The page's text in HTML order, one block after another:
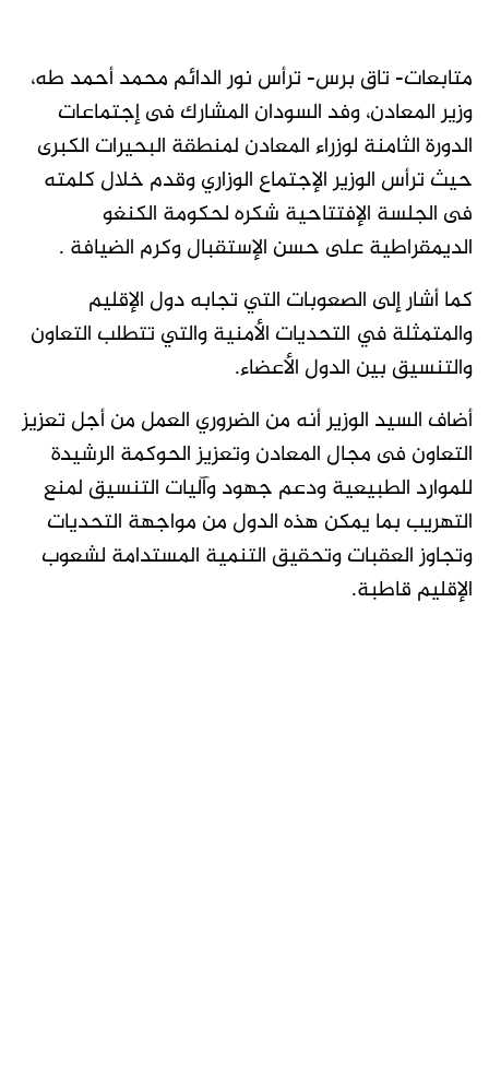
متابعات- تاق برس- ترأس نور الدائم محمد أحمد طه،
وزير المعادن، وفد السودان المشارك فى إجتماعات
الدورة الثامنة لوزراء المعادن لمنطقة البحيرات الكبرى
حيث ترأس الوزير الإجتماع الوزاري وقدم خلال كلمته
فى الجلسة الإفتتاحية شكره لحكومة الكنغو
الديمقراطية على حسن الإستقبال وكرم الضيافة .
كما أشار إلى الصعوبات التي تجابه دول الإقليم
والمتمثلة في التحديات الأمنية والتي تتطلب التعاون
والتنسيق بين الدول الأعضاء.
أضاف السيد الوزير أنه من الضروري العمل من أجل تعزيز
التعاون فى مجال المعادن وتعزيز الحوكمة الرشيدة
للموارد الطبيعية ودعم جهود وآليات التنسيق لمنع
التهريب بما يمكن هذه الدول من مواجهة التحديات
وتجاوز العقبات وتحقيق التنمية المستدامة لشعوب
الإقليم قاطبة.